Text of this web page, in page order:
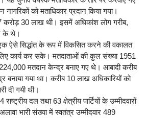
को मताधिकार प्रदान किया गया।
30 लाख थी। इसमें अधिकांश लोग गरीब,
के थे।
ऐसे सिद्धांत के रूप में विकसित करने की वकालत
कार्य कर सके। मतदाताओं की कुल संख्या 1951
मतदान केन्द्र बनाए गए थे। आबादी करीब
बनाया गया था। करीब 10 लाख अधिकारियों को
दी गयी थी।
दल तथा 63 क्षेत्रीय पार्टियों के उम्मीदवारों
भारी संख्या में स्वतंत्र उम्मीदवार 489